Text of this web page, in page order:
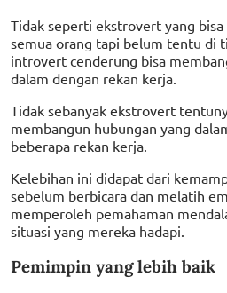
Tidak seperti ekstrovert yang bisa
semua orang tapi belum tentu di
introvert cenderung bisa
dalam dengan rekan kerja.
Tidak sebanyak ekstrovert
membangun hubungan yang
beberapa rekan kerja.
Kelebihan ini didapat dari
sebelum berbicara dan melatih
memperoleh pemahaman
situasi yang mereka hadapi.
Pemimpin yang lebih baik